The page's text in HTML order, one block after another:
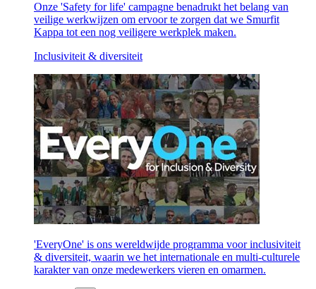
Onze 'Safety for life' campagne benadrukt het belang van
veilige werkwijzen om ervoor te zorgen dat we Smurfit
Kappa tot een nog veiligere werkplek maken.
Inclusiviteit & diversiteit
'EveryOne' is ons wereldwijde programma voor inclusiviteit
& diversiteit, waarin we het internationale en multi-culturele
karakter van onze medewerkers vieren en omarmen.